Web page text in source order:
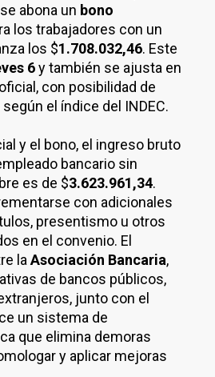
abona un bono
los trabajadores con un
los $1.708.032,46. Este
6y también se ajusta en
con posibilidad de
el índice del INDEC.
y el bono, el ingreso bruto
bancario sin
es de $3.623.961,34.
con adicionales
presentismo u otros
en el convenio. El
la Asociación Bancaria,
de bancos públicos,
junto con el
un sistema de
que elimina demoras
y aplicar mejoras